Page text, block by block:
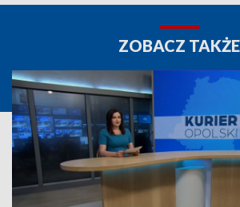
ZOBACZ TAKŻE